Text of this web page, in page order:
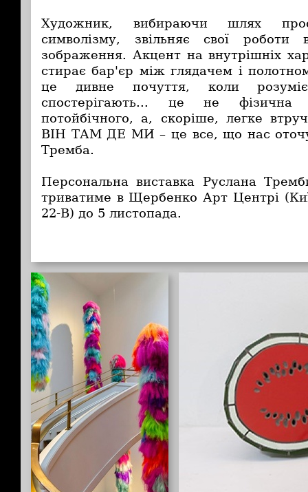
Художник, вибираючи шлях
символізму, звільняє свої роботи
зображення. Акцент на внутрішніх
стирає бар'єр між глядачем і
це дивне почуття, коли
спостерігають... це не фізична
потойбічного, а, скоріше, легке
ВІН ТАМ ДЕ МИ– це все, що нас
Тремба.
Персональна виставка Руслана
триватиме в Щербенко Арт Центрі
22-В) до 5 листопада.